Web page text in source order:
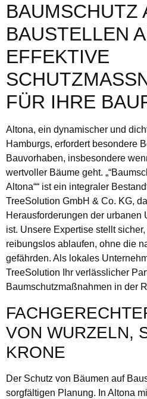
BAUMSCHUTZ
BAUSTELLEN
EFFEKTIVE
ÜR IHRE
Altona, ein dynamischer und
Hamburgs, erfordert besondere
Bauvorhaben, insbesondere
wertvoller Bäume geht.
Altona““ ist ein integraler
TreeSolution GmbH & Co. KG,
Herausforderungen der urbanen
ist. Unsere Expertise stellt
reibungslos ablaufen, ohne die
gefährden. Als lokales
TreeSolution Ihr verlässlicher
Baumschutzmaßnahmen in der
VON WURZELN,
KRONE
Der Schutz von Bäumen auf
sorgfältigen Planung. In Altona